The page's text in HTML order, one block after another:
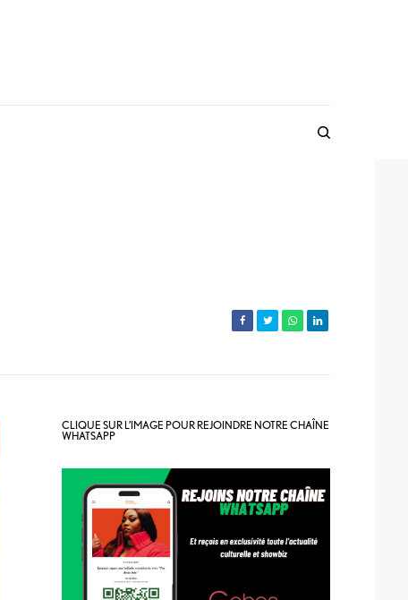
CLIQUE SUR L’IMAGE POUR REJOINDRE NOTRE CHAÎNE
WHATSAPP